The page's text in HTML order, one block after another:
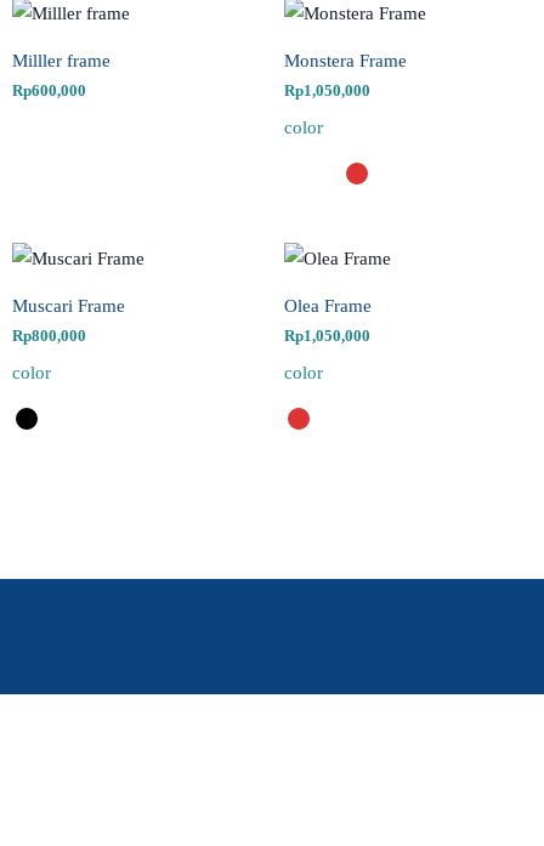
Milller frame
Rp600,000
Monstera Frame
Rp1,050,000
color
Muscari Frame
Rp800,000
color
Olea Frame
Rp1,050,000
color